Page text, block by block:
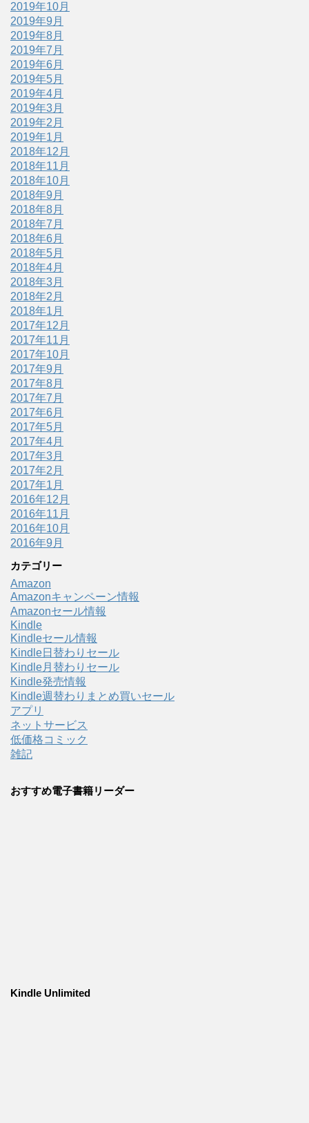
2019年10月
2019年9月
2019年8月
2019年7月
2019年6月
2019年5月
2019年4月
2019年3月
2019年2月
2019年1月
2018年12月
2018年11月
2018年10月
2018年9月
2018年8月
2018年7月
2018年6月
2018年5月
2018年4月
2018年3月
2018年2月
2018年1月
2017年12月
2017年11月
2017年10月
2017年9月
2017年8月
2017年7月
2017年6月
2017年5月
2017年4月
2017年3月
2017年2月
2017年1月
2016年12月
2016年11月
2016年10月
2016年9月
カテゴリー
Amazon
Amazonキャンペーン情報
Amazonセール情報
Kindle
Kindleセール情報
Kindle日替わりセール
Kindle月替わりセール
Kindle発売情報
Kindle週替わりまとめ買いセール
アプリ
ネットサービス
低価格コミック
雑記
おすすめ電子書籍リーダー
Kindle Unlimited